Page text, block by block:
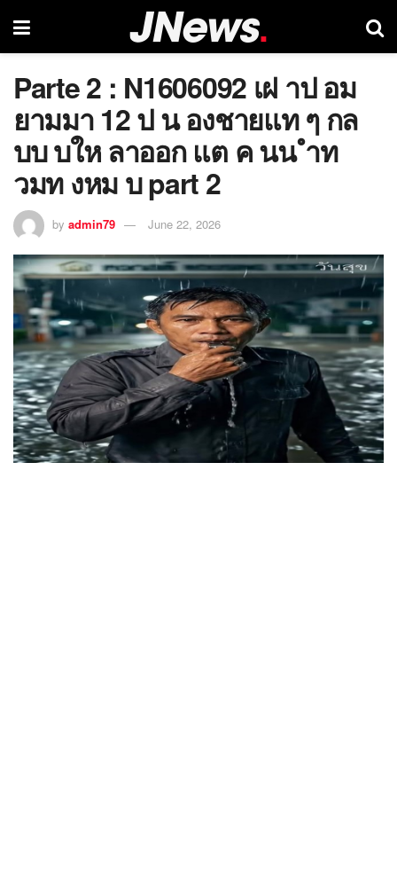
Parte 2 : N1606092 เฝ าป อม
ยามมา 12 ป น องชายแท ๆ กล
บบ บให ลาออก แต ค นน ำท
วมท งหม บ part 2
by admin79 June 22, 2026